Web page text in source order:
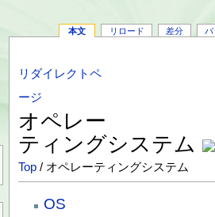
本文 リロード 差分 バ
リダイレクトペ
ージ
オペレー
ティングシステム
Top / オペレーティングシステム
OS